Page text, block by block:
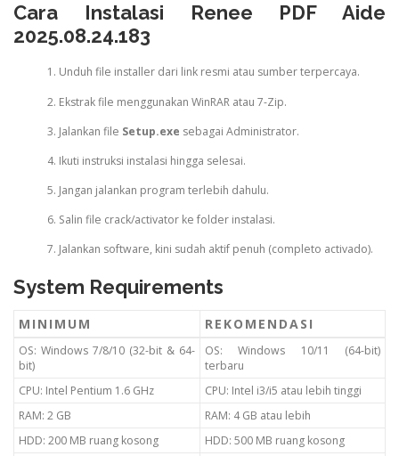
Cara Instalasi Renee PDF Aide
2025.08.24.183
Unduh file installer dari link resmi atau sumber terpercaya.
Ekstrak file menggunakan WinRAR atau 7-Zip.
Jalankan file Setup.exe sebagai Administrator.
Ikuti instruksi instalasi hingga selesai.
Jangan jalankan program terlebih dahulu.
Salin file crack/activator ke folder instalasi.
Jalankan software, kini sudah aktif penuh (completo activado).
System Requirements
MINIMUM REKOMENDASI
OS: Windows 7/8/10 (32-bit & 64-
bit)
OS: Windows 10/11 (64-bit)
terbaru
CPU: Intel Pentium 1.6 GHz
CPU: Intel i3/i5 atau lebih tinggi
RAM: 2 GB
RAM: 4 GB atau lebih
HDD: 200 MB ruang kosong
HDD: 500 MB ruang kosong